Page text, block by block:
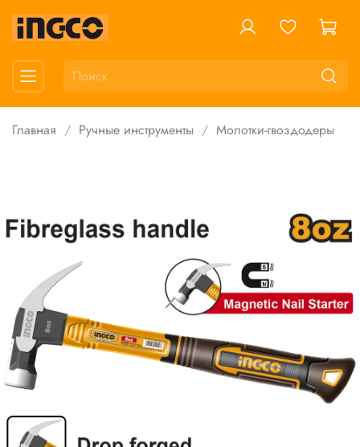
Главная Ручные инструменты Молотки-гвоздодеры